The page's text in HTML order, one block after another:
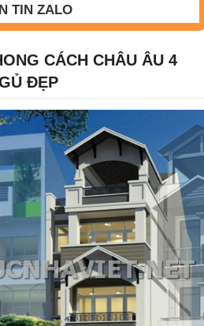
TIN ZALO
CÁCH CHÂU ÂU 4
ĐẸP